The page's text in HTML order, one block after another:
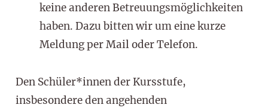
keine anderen Betreuungsmöglichkeiten
haben. Dazu bitten wir um eine kurze
Meldung per Mail oder Telefon.
Den Schüler*innen der Kursstufe,
insbesondere den angehenden